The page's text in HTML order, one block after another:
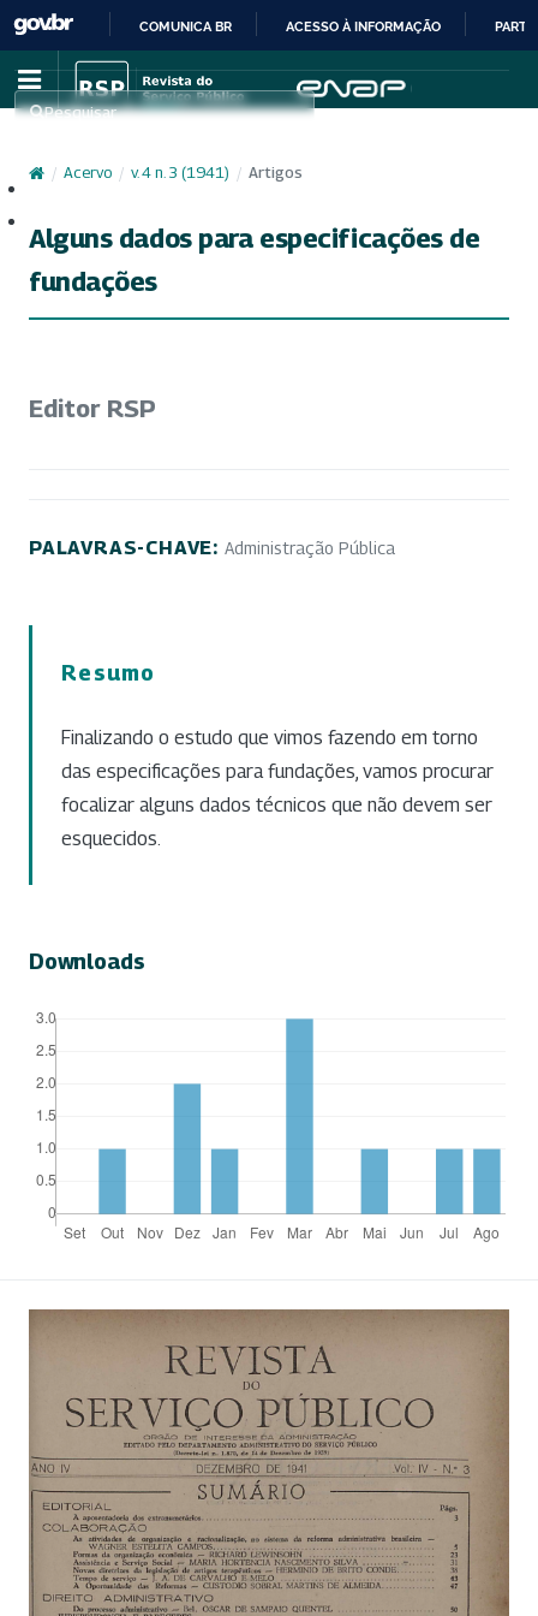
IR
PARA
CONTEÚDO
COMUNICA BR ACESSO À INFORMAÇÃO
Pesquisar
/ Acervo / v. 4 n. 3 (1941) / Artigos
Alguns dados para especificações de
fundações
Editor RSP
PALAVRAS-CHAVE: Administração Pública
Resumo
Finalizando o estudo que vimos fazendo em torno
das especificações para fundações, vamos procurar
focalizar alguns dados técnicos que não devem ser
esquecidos.
Downloads